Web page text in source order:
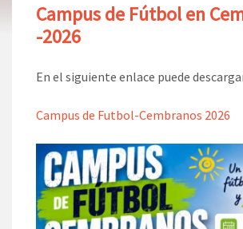
Campus de Fútbol en
-2026
En el siguiente enlace puede
Campus de Futbol-Cembranos 2026